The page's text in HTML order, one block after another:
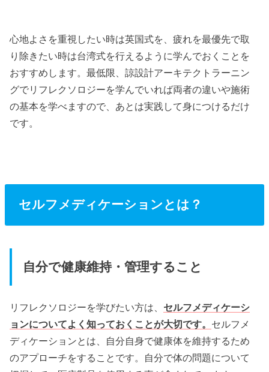
心地よさを重視したい時は英国式を、疲れを最優先で取
り除きたい時は台湾式を行えるように学んでおくことを
おすすめします。最低限、諒設計アーキテクトラーニン
グでリフレクソロジーを学んでいれば両者の違いや施術
の基本を学べますので、あとは実践して身につけるだけ
です。
セルフメディケーションとは？
自分で健康維持・管理すること
リフレクソロジーを学びたい方は、 セルフメディケーシ
ョンについてよく知っておくことが大切です。 セルフメ
ディケーションとは、自分自身で健康体を維持するため
のアプローチをすることです。自分で体の問題について